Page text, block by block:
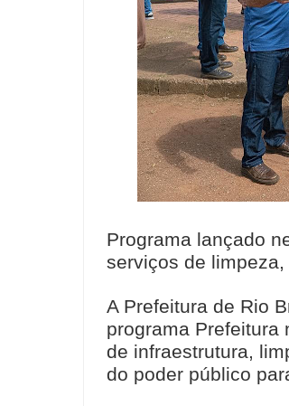
Programa lançado
serviços de
A Prefeitura de Rio
programa Prefeitura
de infraestrutura,
do poder público